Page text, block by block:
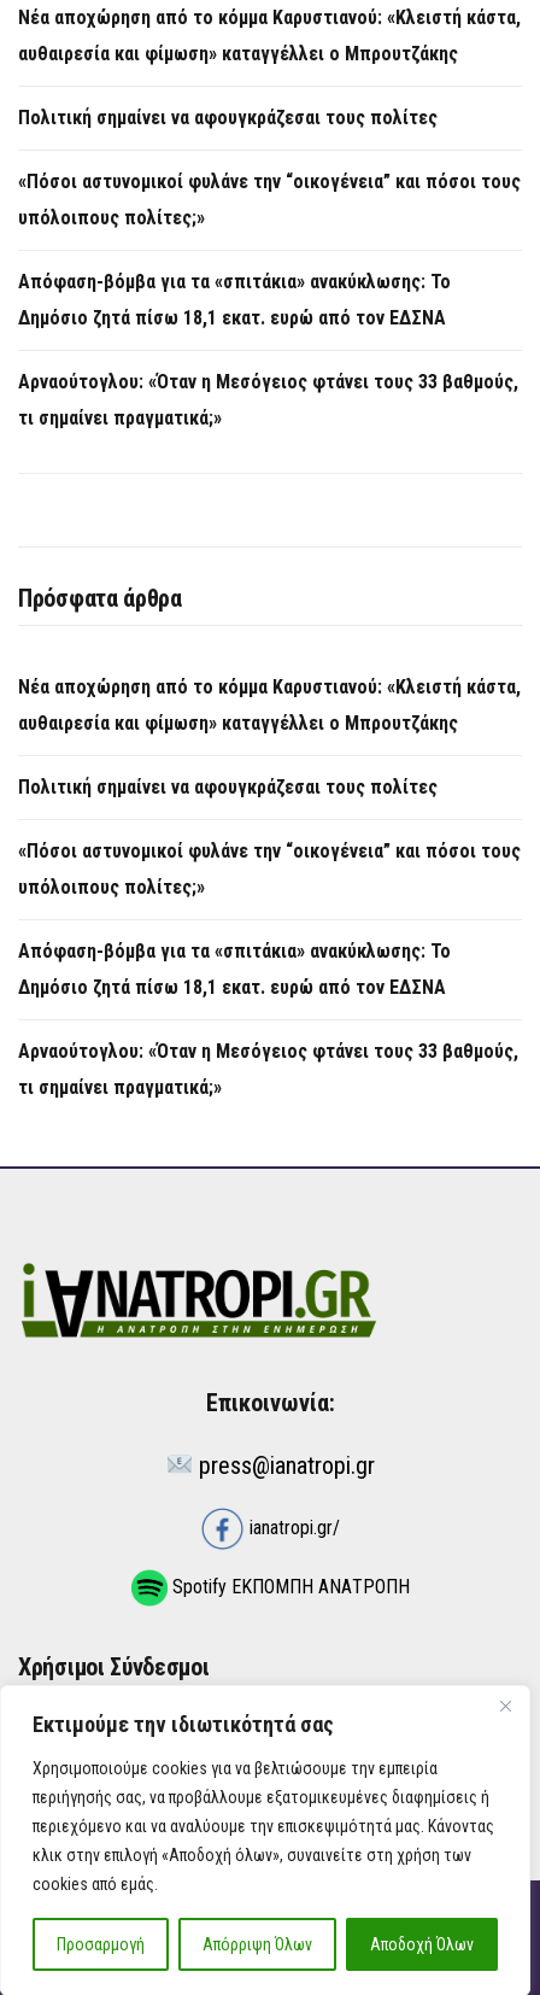
Εκτιμούμε την ιδιωτικότητά σας
Χρησιμοποιούμε cookies για να βελτιώσουμε την εμπειρία
περιήγησής σας, να προβάλλουμε εξατομικευμένες διαφημίσεις ή
περιεχόμενο και να αναλύουμε την επισκεψιμότητά μας. Κάνοντας
κλικ στην επιλογή «Αποδοχή όλων», συναινείτε στη χρήση των
cookies από εμάς.
Προσαρμογή Απόρριψη Όλων Αποδοχή Όλων
Νέα αποχώρηση από το κόμμα Καρυστιανού: «Κλειστή κάστα,
αυθαιρεσία και φίμωση» καταγγέλλει ο Μπρουτζάκης
Πολιτική σημαίνει να αφουγκράζεσαι τους πολίτες
«Πόσοι αστυνομικοί φυλάνε την “οικογένεια” και πόσοι τους
υπόλοιπους πολίτες;»
Απόφαση-βόμβα για τα «σπιτάκια» ανακύκλωσης: Το
Δημόσιο ζητά πίσω 18,1 εκατ. ευρώ από τον ΕΔΣΝΑ
Αρναούτογλου: «Όταν η Μεσόγειος φτάνει τους 33 βαθμούς,
τι σημαίνει πραγματικά;»
Πρόσφατα άρθρα
Νέα αποχώρηση από το κόμμα Καρυστιανού: «Κλειστή κάστα,
αυθαιρεσία και φίμωση» καταγγέλλει ο Μπρουτζάκης
Πολιτική σημαίνει να αφουγκράζεσαι τους πολίτες
«Πόσοι αστυνομικοί φυλάνε την “οικογένεια” και πόσοι τους
υπόλοιπους πολίτες;»
Απόφαση-βόμβα για τα «σπιτάκια» ανακύκλωσης: Το
Δημόσιο ζητά πίσω 18,1 εκατ. ευρώ από τον ΕΔΣΝΑ
Αρναούτογλου: «Όταν η Μεσόγειος φτάνει τους 33 βαθμούς,
τι σημαίνει πραγματικά;»
Επικοινωνία:
press@ianatropi.gr
ianatropi.gr/
Spotify ΕΚΠΟΜΠΗ ΑΝΑΤΡΟΠΗ
Χρήσιμοι Σύνδεσμοι
ΌΡΟΙ ΧΡΉΣΗΣ
ΠΟΛΙΤΙΚΉ ΑΠΟΡΡΉΤΟΥ
iAnatropi ©
Η Ανατροπή στην Ενημέρωση, την Πολιτική, την Καθημερινότητα